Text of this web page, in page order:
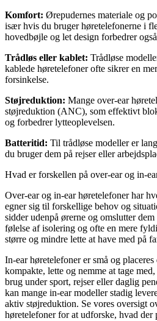
Komfort: Ørepudernes materiale og
især hvis du bruger høretelefonerne i
hovedbøjle og let design forbedrer
Trådløs eller kablet: Trådløse
kablede høretelefoner ofte sikrer en
forsinkelse.
Støjreduktion: Mange over-ear
støjreduktion (ANC), som effektivt
og forbedrer lytteoplevelsen.
Batteritid: Til trådløse modeller er
du bruger dem på rejser eller
Hvad er forskellen på over-ear og in-
Over-ear og in-ear høretelefoner har
egner sig til forskellige behov og
sidder udenpå ørerne og omslutter
følelse af isolering og ofte en mere
større og mindre lette at have med på
In-ear høretelefoner er små og
kompakte, lette og nemme at tage
brug under sport, rejser eller daglig
kan mange in-ear modeller stadig
aktiv støjreduktion. Se vores oversigt
høretelefoner for at udforske, hvad der